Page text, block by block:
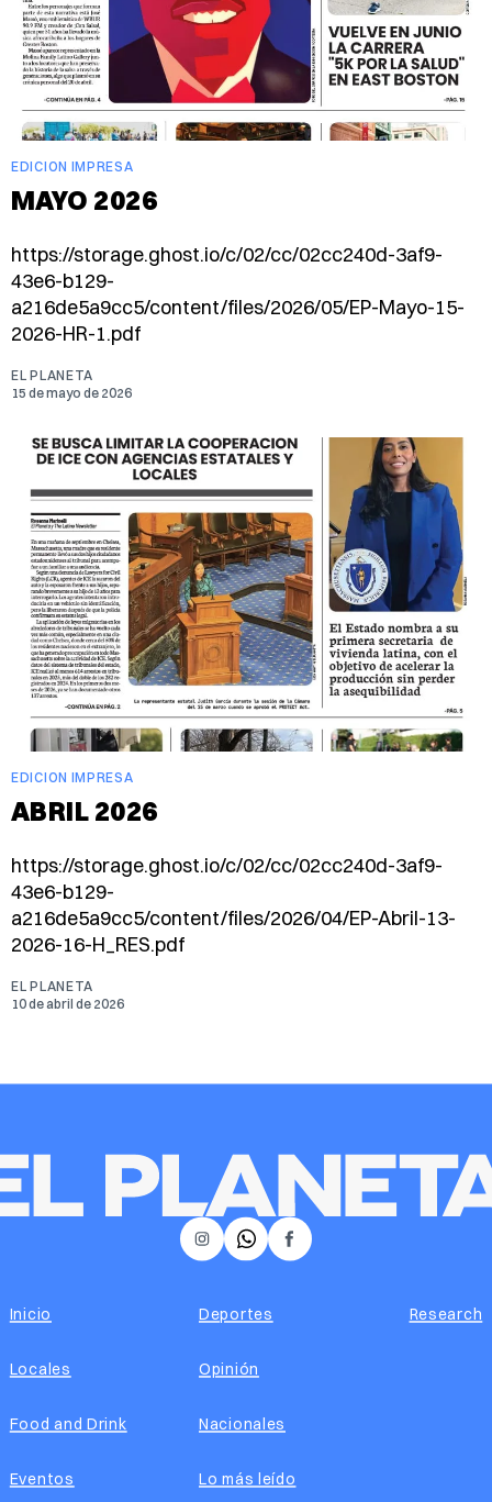
EDICION IMPRESA
MAYO 2026
https://storage.ghost.io/c/02/cc/02cc240d-3af9-
43e6-b129-
a216de5a9cc5/content/files/2026/05/EP-Mayo-15-
2026-HR-1.pdf
EL PLANETA
15 de mayo de 2026
EDICION IMPRESA
ABRIL 2026
https://storage.ghost.io/c/02/cc/02cc240d-3af9-
43e6-b129-
a216de5a9cc5/content/files/2026/04/EP-Abril-13-
2026-16-H_RES.pdf
EL PLANETA
10 de abril de 2026
𝕏 Facebook
Instagram
Inicio
Locales
Food and Drink
Eventos
Deportes
Opinión
Nacionales
Lo más leído
Research